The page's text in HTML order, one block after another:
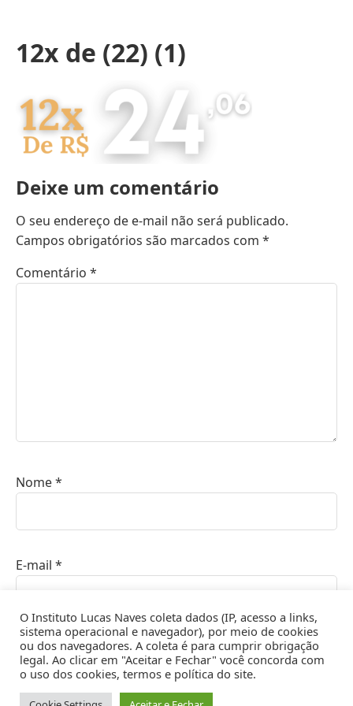
12x de (22) (1)
Deixe um comentário
O seu endereço de e-mail não será publicado.
Campos obrigatórios são marcados com *
Comentário *
Nome*
E-mail *
Site
O Instituto Lucas Naves coleta dados (IP, acesso a links,
sistema operacional e navegador), por meio de cookies
ou dos navegadores. A coleta é para cumprir obrigação
legal. Ao clicar em "Aceitar e Fechar" você concorda com
o uso dos cookies, termos e política do site.